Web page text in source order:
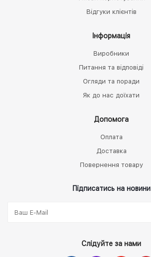
Відгуки клієнтів
Інформація
Виробники
Питання та відповіді
Огляди та поради
Як до нас доїхати
Допомога
Оплата
Доставка
Повернення товару
Підписатись на новини
Слідуйте за нами